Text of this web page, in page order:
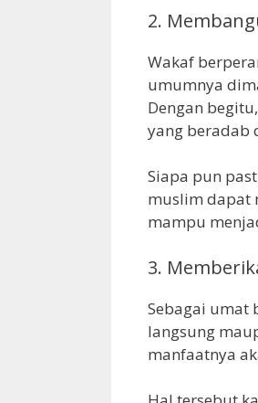
2.
Wakaf
umumnya
Dengan
yang beradab
Siapa pun
muslim dapat
mampu
3.
Sebagai umat
langsung
manfaatnya